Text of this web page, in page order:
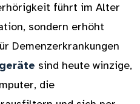
führt im Alter
sondern erhöht
Demenzerkrankungen
sind heute winzige,
die